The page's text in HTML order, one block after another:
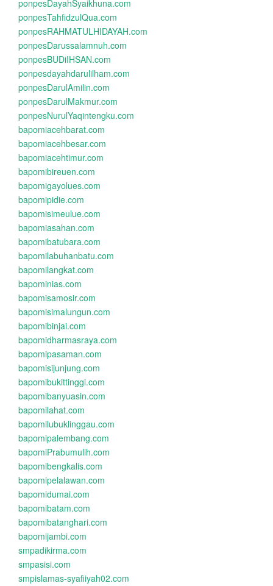
ponpesDayahSyaikhuna.com
ponpesTahfidzulQua.com
ponpesRAHMATULHIDAYAH.com
ponpesDarussalamnuh.com
ponpesBUDiIHSAN.com
ponpesdayahdarulilham.com
ponpesDarulAmilin.com
ponpesDarulMakmur.com
ponpesNurulYaqintengku.com
bapomiacehbarat.com
bapomiacehbesar.com
bapomiacehtimur.com
bapomibireuen.com
bapomigayolues.com
bapomipidie.com
bapomisimeulue.com
bapomiasahan.com
bapomibatubara.com
bapomilabuhanbatu.com
bapomilangkat.com
bapominias.com
bapomisamosir.com
bapomisimalungun.com
bapomibinjai.com
bapomidharmasraya.com
bapomipasaman.com
bapomisijunjung.com
bapomibukittinggi.com
bapomibanyuasin.com
bapomilahat.com
bapomilubuklinggau.com
bapomipalembang.com
bapomiPrabumulih.com
bapomibengkalis.com
bapomipelalawan.com
bapomidumai.com
bapomibatam.com
bapomibatanghari.com
bapomijambi.com
smpadikirma.com
smpasisi.com
smpislamas-syafiiyah02.com